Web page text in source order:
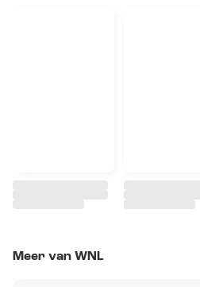
Meer van WNL